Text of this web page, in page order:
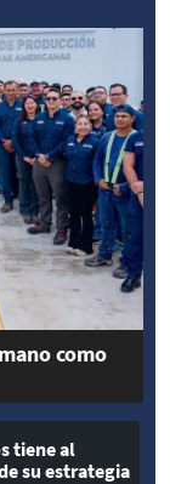
como
tiene al
su estrategia